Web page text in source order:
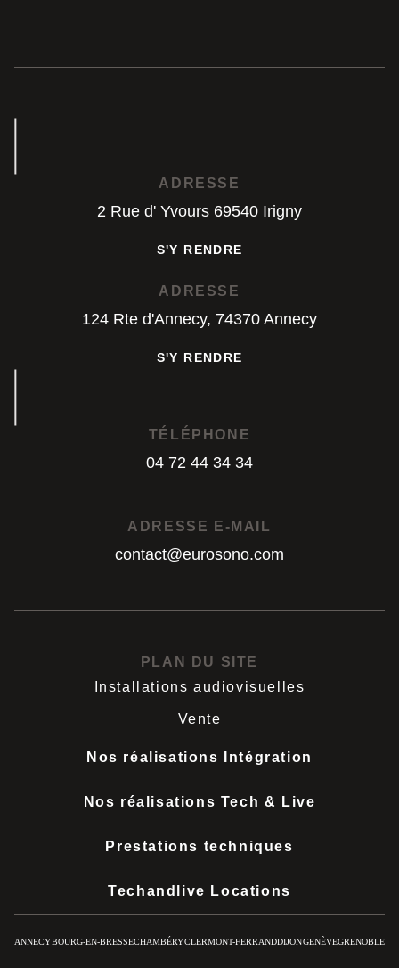
ADRESSE
2 Rue d' Yvours 69540 Irigny
S'Y RENDRE
ADRESSE
124 Rte d'Annecy, 74370 Annecy
S'Y RENDRE
TÉLÉPHONE
04 72 44 34 34
ADRESSE E-MAIL
contact@eurosono.com
PLAN DU SITE
Installations audiovisuelles
Vente
Nos réalisations Intégration
Nos réalisations Tech & Live
Prestations techniques
Techandlive Locations
ANNECYBOURG-EN-BRESSECHAMBÉRYCLERMONT-FERRANDDIJONGENÈVEGRENOBLE